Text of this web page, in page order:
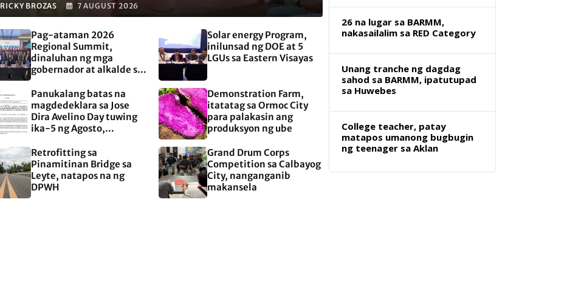
RICKY BROZAS 7 AUGUST 2026
Pag-ataman 2026
Regional Summit,
dinaluhan ng mga
gobernador at alkalde sa
Solar energy Program,
inilunsad ng DOE at 5
LGUs sa Eastern Visayas
Panukalang batas na
magdedeklara sa Jose
Dira Avelino Day tuwing
ika-5 ng Agosto,
Demonstration Farm,
itatatag sa Ormoc City
para palakasin ang
produksyon ng ube
Retrofitting sa
Pinamitinan Bridge sa
Leyte, natapos na ng
DPWH
Grand Drum Corps
Competition sa Calbayog
City, nanganganib
makansela
26 na lugar sa BARMM,
nakasailalim sa RED Category
Unang tranche ng dagdag
sahod sa BARMM, ipatutupad
sa Huwebes
College teacher, patay
matapos umanong bugbugin
ng teenager sa Aklan